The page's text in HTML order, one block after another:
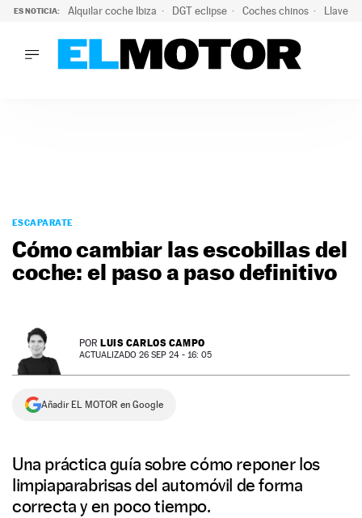
ES NOTICIA: Alquilar coche Ibiza DGT eclipse Coches chinos Llaves
PODCAST
MOTOS
TECNOLOGÍA
PREMIOS
SERVICIOS
ESCAPARATE
Cómo cambiar las escobillas del
coche: el paso a paso definitivo
POR LUIS CARLOS CAMPO
ACTUALIZADO 26 SEP 24 - 16: 05
Añadir EL MOTOR en Google
Una práctica guía sobre cómo reponer los
limpiaparabrisas del automóvil de forma
correcta y en poco tiempo.